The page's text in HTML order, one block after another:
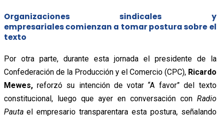
Organizaciones sindicales y
empresariales comienzan a tomar postura sobre el
texto
Por otra parte, durante esta jornada el presidente de la
Confederación de la Producción y el Comercio (CPC), Ricardo
Mewes,reforzó su intención de votar “A favor” del texto
constitucional, luego que ayer en conversación con Radio
Pautael empresario transparentara esta postura, señalando